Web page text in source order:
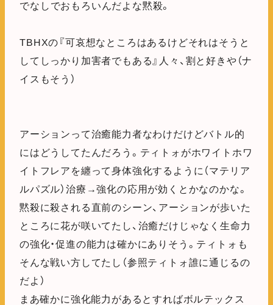
でなしでおもろいんだよな黙殺。
TBHXの『可哀想なところはあるけどそれはそうと
してしっかり加害者でもある』人々、割と好きや（ナ
イスもそう）
アーションって治癒能力者なわけだけどバトル的
にはどうしてたんだろう。ティトォがホワイトホワ
イトフレアを纏って身体強化するように（マテリア
ルパズル）治療→強化の応用が効くとかなのかな。
黙殺に殺される直前のシーン、アーションが歩いた
ところに花が咲いてたし、治癒だけじゃなく生命力
の強化・促進の能力は確かにありそう。ティトォも
そんな戦い方してたし（参照ティトォ誰に通じるの
だよ）
まあ確かに強化能力があるとすればボルテックス